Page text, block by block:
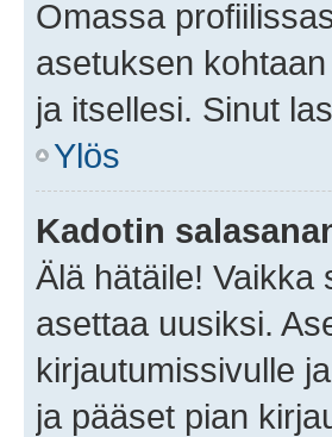
Omassa
asetuksen kohtaan
ja itsellesi. Sinut
Ylös
Kadotin
Älä hätäile! Vaikka
asettaa uusiksi.
kirjautumissivulle
ja pääset pian